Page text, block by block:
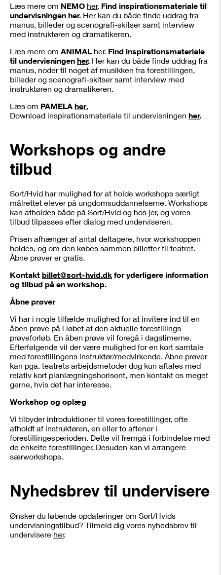
Læs mere om NEMO her. Find inspirationsmateriale til
undervisningen her. Her kan du både finde uddrag fra
manus, billeder og scenografi-skitser samt interview
med instruktøren og dramatikeren.
Læs mere om ANIMAL her. Find inspirationsmateriale
til undervisningen her. Her kan du både finde uddrag fra
manus, noder til noget af musikken fra forestillingen,
billeder og scenografi-skitser samt interview med
instruktøren og dramatikeren.
Læs om PAMELA her.
Download inspirationsmateriale til undervisningen her.
Workshops og andre
tilbud
Sort/Hvid har mulighed for at holde workshops særligt
målrettet elever på ungdomsuddannelserne. Workshops
kan afholdes både på Sort/Hvid og hos jer, og vores
tilbud tilpasses efter dialog med underviseren.
Prisen afhænger af antal deltagere, hvor workshoppen
holdes, og om den købes sammen billetter til teatret.
Åbne prøver er gratis.
Kontakt billet@sort-hvid.dk for yderligere information
og tilbud på en workshop.
Åbne prøver
Vi har i nogle tilfælde mulighed for at invitere ind til en
åben prøve på i løbet af den aktuelle forestillings
prøveforløb. En åben prøve vil foregå i dagstimerne.
Efterfølgende vil der være mulighed for en kort samtale
med forestillingens instruktør/medvirkende. Åbne prøver
kan pga. teatrets arbejdsmetoder dog kun aftales med
relativ kort planlægningshorisont, men kontakt os meget
gerne, hvis det har interesse.
Workshop og oplæg
Vi tilbyder introduktioner til vores forestillinger, ofte
afholdt af instruktøren, en eller to aftener i
forestillingesperioden. Dette vil fremgå i forbindelse med
de enkelte forestillinger. Desuden kan vi arrangere
særworkshops.
Nyhedsbrev til undervisere
Ønsker du løbende opdateringer om Sort/Hvids
undervisningstilbud? Tilmeld dig vores nyhedsbrev til
undervisere her.